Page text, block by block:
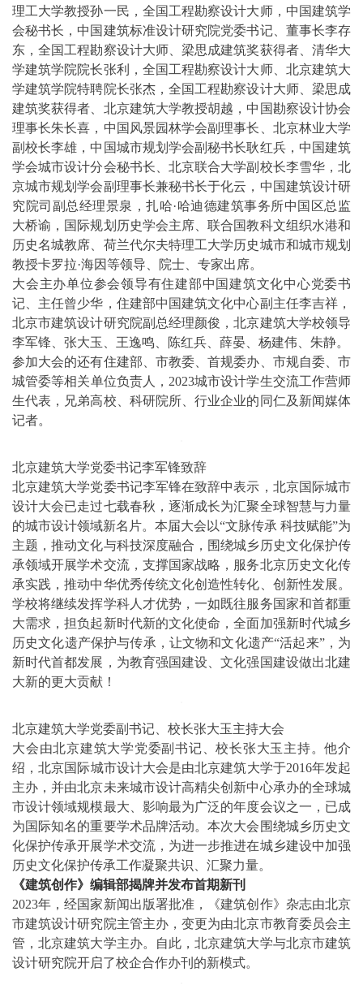
理工大学教授孙一民，全国工程勘察设计大师，中国建筑学
会秘书长，中国建筑标准设计研究院党委书记、董事长李存
东，全国工程勘察设计大师、梁思成建筑奖获得者、清华大
学建筑学院院长张利，全国工程勘察设计大师、北京建筑大
学建筑学院特聘院长张杰，全国工程勘察设计大师、梁思成
建筑奖获得者、北京建筑大学教授胡越，中国勘察设计协会
理事长朱长喜，中国风景园林学会副理事长、北京林业大学
副校长李雄，中国城市规划学会副秘书长耿红兵，中国建筑
学会城市设计分会秘书长、北京联合大学副校长李雪华，北
京城市规划学会副理事长兼秘书长于化云，中国建筑设计研
究院司副总经理景泉，扎哈·哈迪德建筑事务所中国区总监
大桥谕，国际规划历史学会主席、联合国教科文组织水港和
历史名城教席、荷兰代尔夫特理工大学历史城市和城市规划
教授卡罗拉·海因等领导、院士、专家出席。
大会主办单位参会领导有住建部中国建筑文化中心党委书
记、主任曾少华，住建部中国建筑文化中心副主任李吉祥，
北京市建筑设计研究院副总经理颜俊，北京建筑大学校领导
李军锋、张大玉、王逸鸣、陈红兵、薛晏、杨建伟、朱静。
参加大会的还有住建部、市教委、首规委办、市规自委、市
城管委等相关单位负责人，2023城市设计学生交流工作营师
生代表，兄弟高校、科研院所、行业企业的同仁及新闻媒体
记者。
北京建筑大学党委书记李军锋致辞
北京建筑大学党委书记李军锋在致辞中表示，北京国际城市
设计大会已走过七载春秋，逐渐成长为汇聚全球智慧与力量
的城市设计领域新名片。本届大会以“文脉传承 科技赋能”为
主题，推动文化与科技深度融合，围绕城乡历史文化保护传
承领域开展学术交流，支撑国家战略，服务北京历史文化传
承实践，推动中华优秀传统文化创造性转化、创新性发展。
学校将继续发挥学科人才优势，一如既往服务国家和首都重
大需求，担负起新时代新的文化使命，全面加强新时代城乡
历史文化遗产保护与传承，让文物和文化遗产“活起来”，为
新时代首都发展，为教育强国建设、文化强国建设做出北建
大新的更大贡献！
北京建筑大学党委副书记、校长张大玉主持大会
大会由北京建筑大学党委副书记、校长张大玉主持。他介
绍，北京国际城市设计大会是由北京建筑大学于2016年发起
主办，并由北京未来城市设计高精尖创新中心承办的全球城
市设计领域规模最大、影响最为广泛的年度会议之一，已成
为国际知名的重要学术品牌活动。本次大会围绕城乡历史文
化保护传承开展学术交流，为进一步推进在城乡建设中加强
历史文化保护传承工作凝聚共识、汇聚力量。
《建筑创作》编辑部揭牌并发布首期新刊
2023年，经国家新闻出版署批准，《建筑创作》杂志由北京
市建筑设计研究院主管主办，变更为由北京市教育委员会主
管，北京建筑大学主办。自此，北京建筑大学与北京市建筑
设计研究院开启了校企合作办刊的新模式。